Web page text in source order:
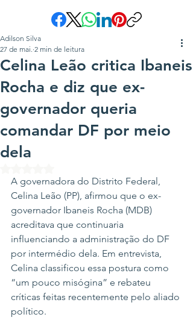
Celina Leão critica Ibaneis
Rocha e diz que ex-
governador queria
comandar DF por meio
dela
Adilson Silva
27 de mai. 2 min de leitura
A governadora do Distrito Federal,
Celina Leão (PP), afirmou que o ex-
governador Ibaneis Rocha (MDB)
acreditava que continuaria
influenciando a administração do DF
por intermédio dela. Em entrevista,
Celina classificou essa postura como
“um pouco misógina” e rebateu
críticas feitas recentemente pelo aliado
político.